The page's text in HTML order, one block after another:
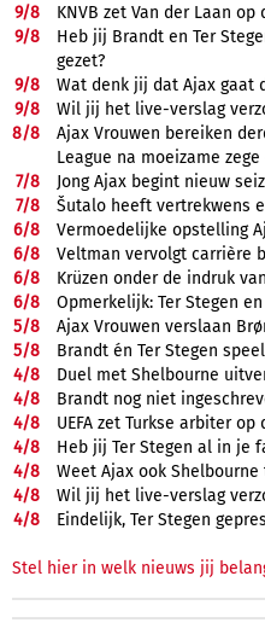
9/8
KNVB zet Van der Laan op
9/8
Heb jij Brandt en Ter
gezet?
9/8
Wat denk jij dat Ajax gaat
9/8
Wil jij het live-verslag
8/8
Ajax Vrouwen bereiken
League na moeizame zege
7/8
Jong Ajax begint nieuw
7/8
Šutalo heeft vertrekwens
6/8
Vermoedelijke opstelling
6/8
Veltman vervolgt carrière
6/8
Krüzen onder de indruk
6/8
Opmerkelijk: Ter Stegen
5/8
Ajax Vrouwen verslaan
5/8
Brandt én Ter Stegen
4/8
Duel met Shelbourne
4/8
Brandt nog niet
4/8
UEFA zet Turkse arbiter
4/8
Heb jij Ter Stegen al in je
4/8
Weet Ajax ook Shelbourne
4/8
Wil jij het live-verslag
4/8 Eindelijk, Ter Stegen
Stel hier in welk nieuws jij